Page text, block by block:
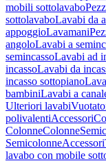
mobili sottolavabo
sottolavaboLavabi da
appoggioLavamani
angoloLavabi a
semincassoLavabi ad
incassoLavabi da
incasso sottopiano
bambiniLavabi a
Ulteriori lavabi
polivalentiAccessori
ColonneColonne
SemicolonneAccessori
lavabo con mobile